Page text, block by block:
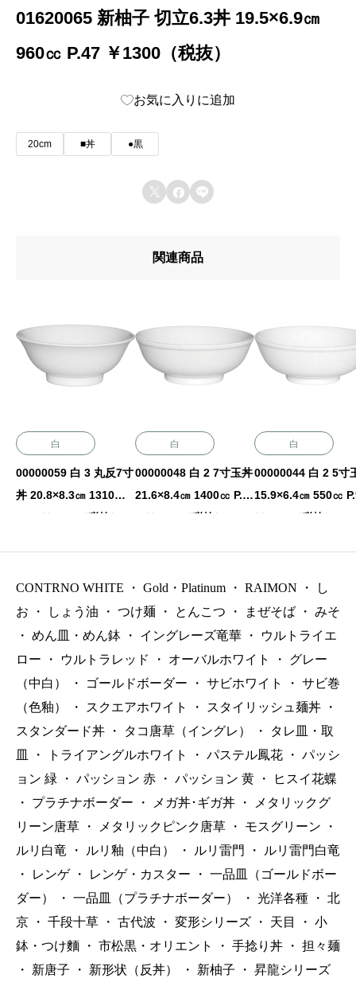
01620065 新柚子 切立6.3丼 19.5×6.9㎝
960㏄ P.47 ￥1300（税抜）
お気に入りに追加
20cm ■丼 ●黒
  
関連商品
白
00000059 白 3 丸反7寸
丼 20.8×8.3㎝ 1310㏄
P.91 ￥1400（税抜）
白
00000048 白 2 7寸玉丼
21.6×8.4㎝ 1400㏄ P.9
0 ￥3500（税抜）
白
00000044 白 2 5寸
15.9×6.4㎝ 550㏄
￥1650（税抜）
CONTRNO WHITE ・ Gold・Platinum ・ RAIMON ・
し
お
・ しょう油 ・ つけ麺 ・ とんこつ ・ まぜそば ・ みそ
・ めん皿・めん鉢 ・ イングレーズ竜華 ・
ウルトライエ
ロー
・ ウルトラレッド ・ オーバルホワイト ・
グレー
（中白）
・ ゴールドボーダー ・ サビホワイト ・ サビ巻
（色釉）
・ スクエアホワイト ・ スタイリッシュ麺丼
・
スタンダード丼
・ タコ唐草（イングレ） ・
タレ皿・取
皿
・ トライアングルホワイト ・ パステル鳳花 ・ パッシ
ョン 緑
・ パッション 赤 ・ パッション 黄 ・
ヒスイ花蝶
・
プラチナボーダー ・ メガ丼･ギガ丼 ・
メタリックグ
リーン唐草
・ メタリックピンク唐草 ・ モスグリーン
・
ルリ白竜
・ ルリ釉（中白） ・ ルリ雷門 ・
ルリ雷門白竜
・
レンゲ ・ レンゲ・カスター ・ 一品皿（ゴールドボー
ダー）
・ 一品皿（プラチナボーダー） ・ 光洋各種 ・ 北
京
・ 千段十草 ・ 古代波 ・ 変形シリーズ ・ 天目 ・ 小
鉢・つけ麵
・ 市松黒・オリエント ・ 手捻り丼 ・ 担々麺
・
新唐子 ・ 新形状（反丼） ・ 新柚子 ・ 昇龍シリーズ